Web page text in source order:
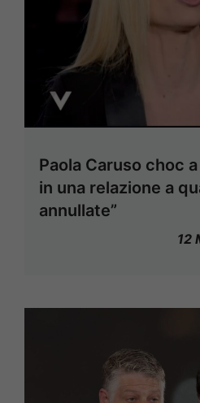
Paola Caruso choc
in una relazione a
annullate”
12